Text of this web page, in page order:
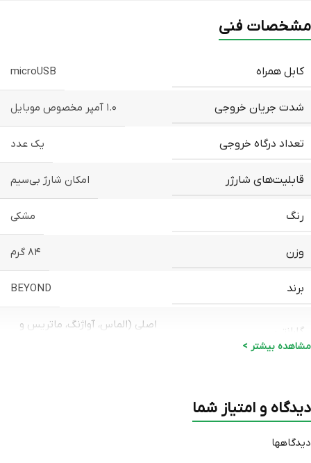
مشخصات فنی
کابل همراه microUSB
شدت جریان خروجی ۱.۰ آمپر مخصوص موبایل
تعداد درگاه خروجی یک عدد
قابلیت‌های شارژر امکان شارژ بی‎‌سیم
رنگ مشکی
وزن ۸۴ گرم
برند BEYOND
گارانتی
اصلی (الماس، آواژنگ، ماتریس و
مشاهده بیشتر >
دیدگاه و امتیاز شما
دیدگاهها